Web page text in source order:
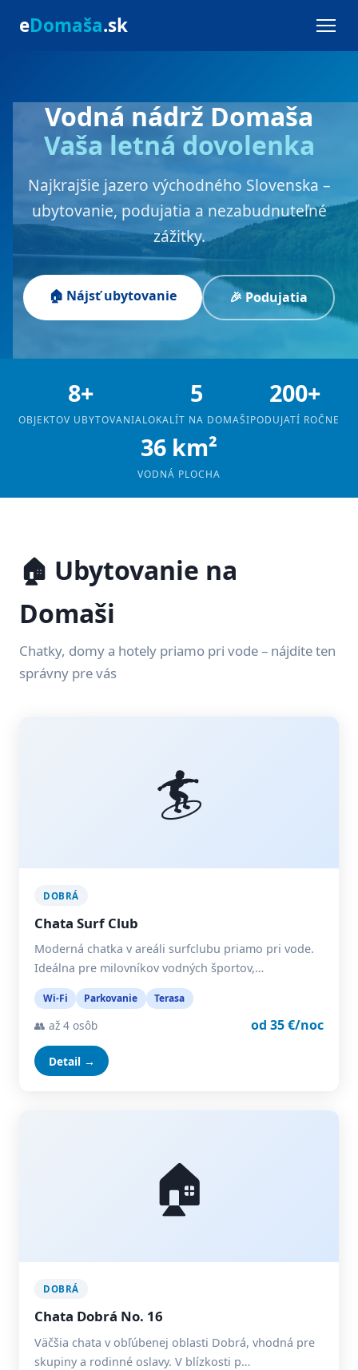
eDomaša.sk
Vodná nádrž Domaša
Vaša letná dovolenka
Najkrajšie jazero východného Slovenska –
ubytovanie, podujatia a nezabudnuteľné
zážitky.
🏠 Nájsť ubytovanie 🎉 Podujatia
8+
OBJEKTOV UBYTOVANIA
5
LOKALÍT NA DOMAŠI
200+
PODUJATÍ ROČNE
36 km²
VODNÁ PLOCHA
🏠 Ubytovanie na
Domaši
Chatky, domy a hotely priamo pri vode – nájdite ten
správny pre vás
🏄
DOBRÁ
Chata Surf Club
Moderná chatka v areáli surfclubu priamo pri vode.
Ideálna pre milovníkov vodných športov,…
Wi-Fi Parkovanie Terasa
👥 až 4 osôb od 35 €/noc
Detail →
🏠
DOBRÁ
Chata Dobrá No. 16
Väčšia chata v obľúbenej oblasti Dobrá, vhodná pre
skupiny a rodinné oslavy. V blízkosti p…